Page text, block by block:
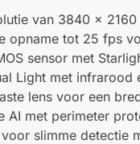
van 3840 x
opname tot 25 fps
sensor met
Light met
lens voor een
AI met perimeter
slimme detectie